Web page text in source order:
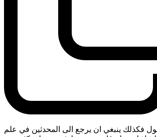
فكذلك ينبغي ان يرجع الى المحدثين في علم